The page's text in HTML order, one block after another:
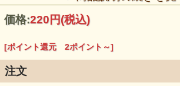
価格:220円(税込)
[ポイント還元 2ポイント～]
注文